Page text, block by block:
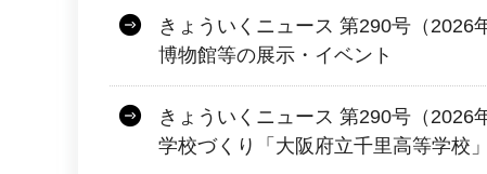
きょういくニュース 第290号（2026
博物館等の展示・イベント
きょういくニュース 第290号（2026
学校づくり「大阪府立千里高等学校」